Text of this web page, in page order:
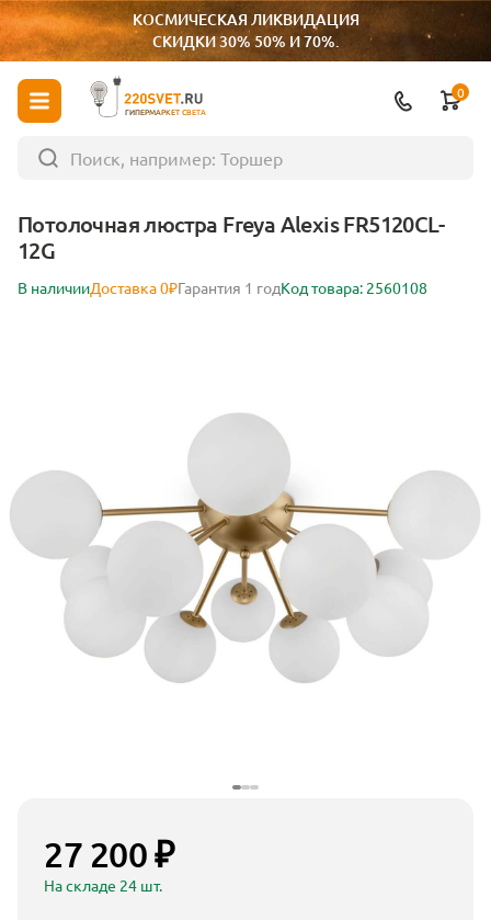
КОСМИЧЕСКАЯ ЛИКВИДАЦИЯ
СКИДКИ 30% 50% И 70%.
ГИПЕРМАРКЕТ СВЕТА
0
Потолочная люстра Freya Alexis FR5120CL-
12G
В наличииДоставка 0₽Гарантия 1 годКод товара: 2560108
27 200 ₽
На складе 24 шт.